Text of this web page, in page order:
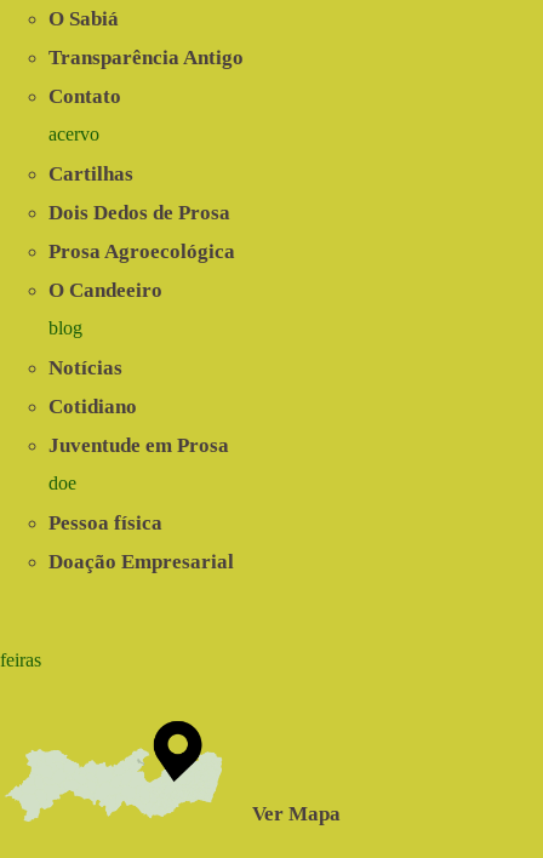
O Sabiá
Transparência Antigo
Contato
acervo
Cartilhas
Dois Dedos de Prosa
Prosa Agroecológica
O Candeeiro
blog
Notícias
Cotidiano
Juventude em Prosa
doe
Pessoa física
Doação Empresarial
feiras
Ver Mapa